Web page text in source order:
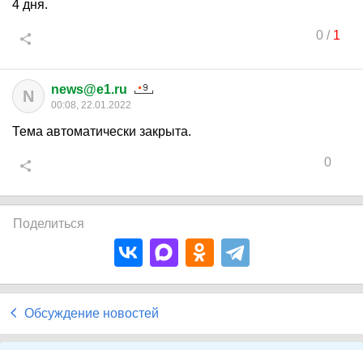
4 дня.
0/ 1
N news@e1.ru
00:08, 22.01.2022
Тема автоматически закрыта.
0
Поделиться
Обсуждение новостей